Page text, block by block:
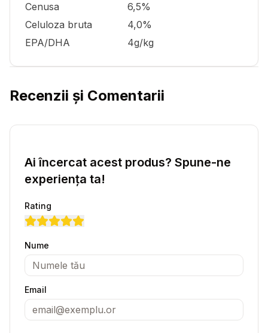
Cenusa
6,5%
Celuloza bruta
4,0%
EPA/DHA
4g/kg
Recenzii și Comentarii
Ai încercat acest produs? Spune-ne
experiența ta!
Rating
Nume
Email